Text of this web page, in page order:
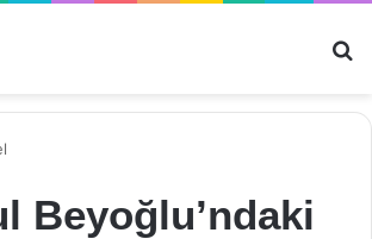
Beyoğlu’ndaki